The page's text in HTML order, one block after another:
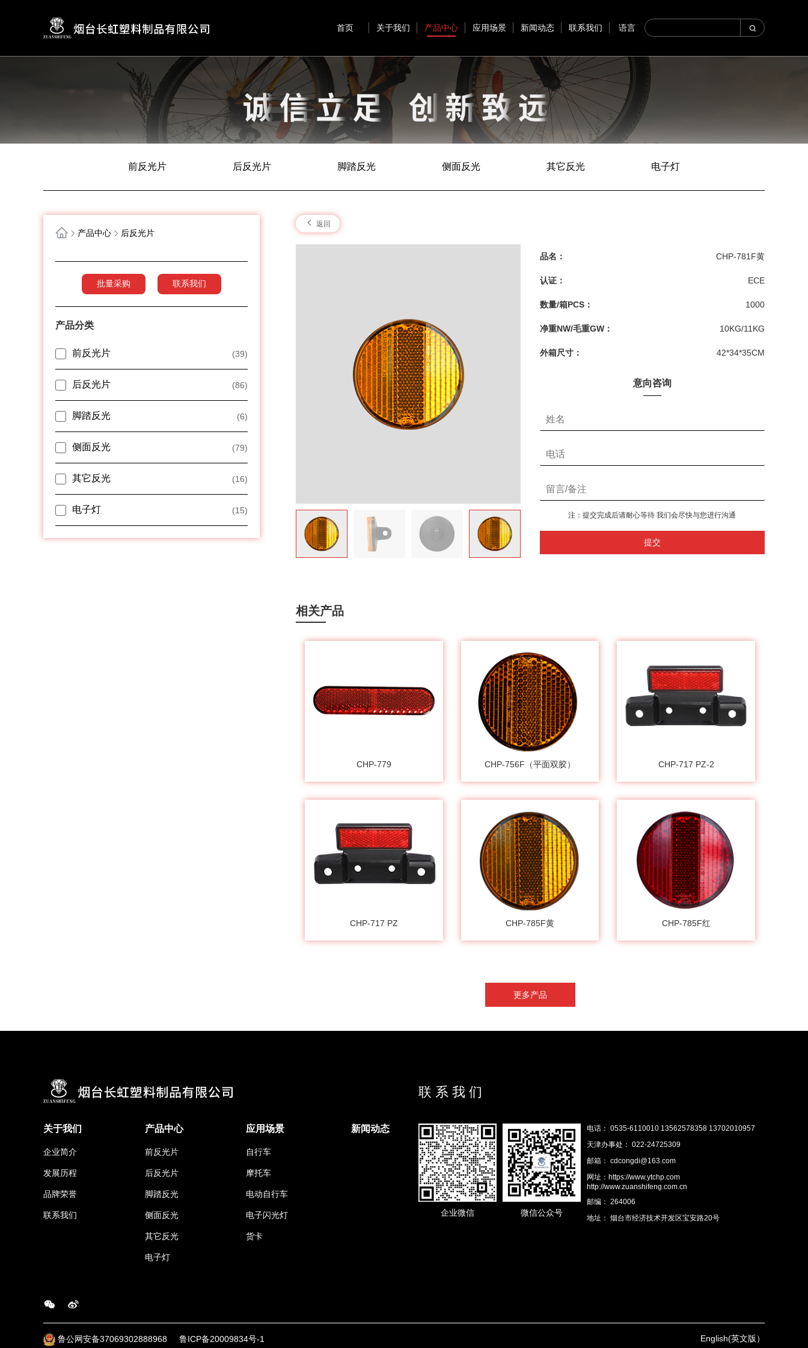
首页 关于我们 产品中心 应用场景 新闻动态 联系我们 语言
前反光片 后反光片 脚踏反光 侧面反光 其它反光 电子灯
产品中心 后反光片
批量采购 联系我们
产品分类
前反光片 (39)
后反光片 (86)
脚踏反光 (6)
侧面反光 (79)
其它反光 (16)
电子灯 (15)
返回
品名： CHP-781F黄
认证： ECE
数量/箱PCS： 1000
净重NW/毛重GW： 10KG/11KG
外箱尺寸： 42*34*35CM
意向咨询
提交
注：提交完成后请耐心等待 我们会尽快与您进行沟通
相关产品
CHP-779 CHP-756F（平面双胶） CHP-717 PZ-2
CHP-717 PZ CHP-785F黄 CHP-785F红
更多产品
关于我们
企业简介
发展历程
品牌荣誉
联系我们
产品中心
前反光片
后反光片
脚踏反光
侧面反光
其它反光
电子灯
应用场景
自行车
摩托车
电动自行车
电子闪光灯
货卡
新闻动态
联 系 我 们
企业微信 微信公众号
电话： 0535-6110010 13562578358 13702010957
天津办事处： 022-24725309
邮箱： cdcongdi@163.com
网址：https://www.ytchp.com
http://www.zuanshifeng.com.cn
邮编： 264006
地址： 烟台市经济技术开发区宝安路20号
鲁公网安备37069302888968 鲁ICP备20009834号-1 English(英文版）